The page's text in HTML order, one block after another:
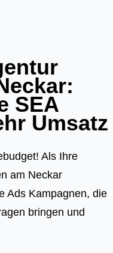
SEA
Umsatz
Als Ihre
am Neckar
Ads Kampagnen, die
bringen und